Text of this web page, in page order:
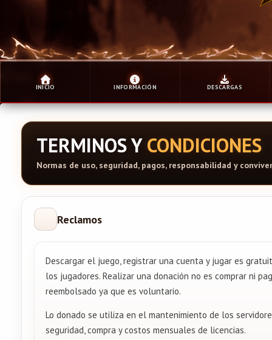
INICIO INFORMACIÓN DESCARGAS
TERMINOS YCONDICIONES
Normas de uso, seguridad, pagos, responsabilidad y
Reclamos
Descargar el juego, registrar una cuenta y jugar es
los jugadores. Realizar una donación no es comprar ni
reembolsado ya que es voluntario.
Lo donado se utiliza en el mantenimiento de los
seguridad, compra y costos mensuales de licencias.